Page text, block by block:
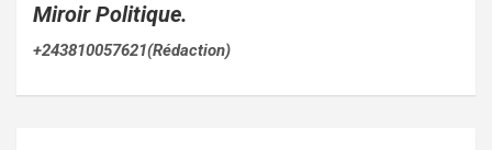
Miroir Politique.
+243810057621(Rédaction)